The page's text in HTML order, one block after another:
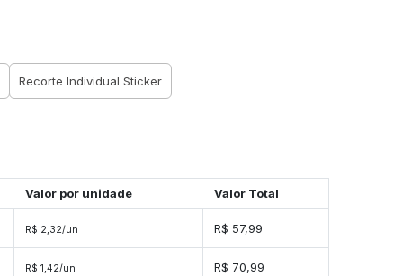
Recorte Individual Sticker
Valor por unidade Valor Total
R$ 2,32/un R$ 57,99
R$ 1,42/un R$ 70,99